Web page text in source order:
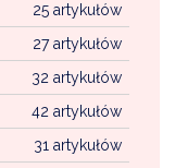
25 artykułów
27 artykułów
32 artykułów
42 artykułów
31 artykułów